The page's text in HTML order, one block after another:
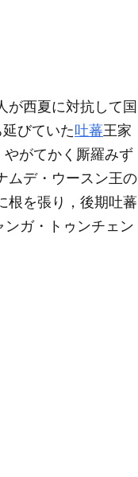
が西夏に対抗して国
びていた吐蕃王家
がてかく厮羅みず
ムデ・ウースン王の
根を張り，後期吐蕃
ガ・トゥンチェン